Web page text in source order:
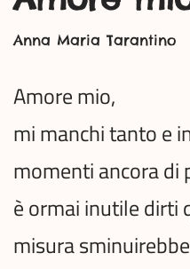
Anna Maria Tarantino
Amore mio,
mi manchi tanto e
momenti ancora di
è ormai inutile dirti
misura